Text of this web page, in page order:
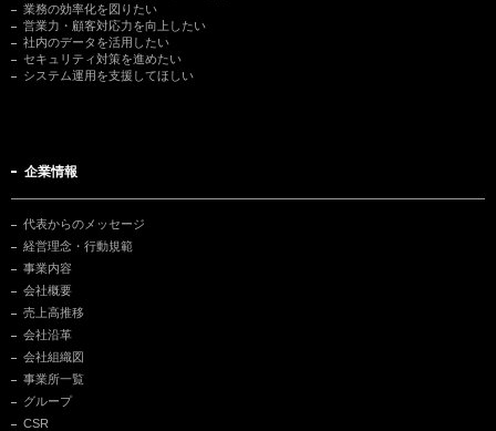
業務の効率化を図りたい
営業力・顧客対応力を向上したい
社内のデータを活用したい
セキュリティ対策を進めたい
システム運用を支援してほしい
企業情報
代表からのメッセージ
経営理念・行動規範
事業内容
会社概要
売上高推移
会社沿革
会社組織図
事業所一覧
グループ
CSR